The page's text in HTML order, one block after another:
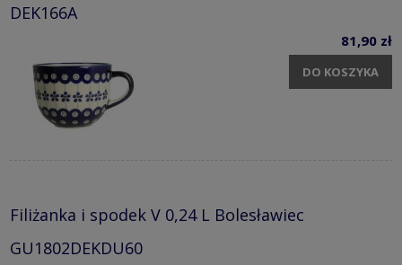
DEK166A
81,90 zł
DO KOSZYKA
Filiżanka i spodek V 0,24 L Bolesławiec
GU1802DEKDU60